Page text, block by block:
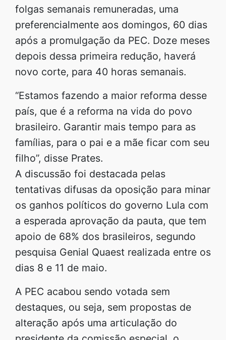
folgas semanais remuneradas, uma
preferencialmente aos domingos, 60 dias
após a promulgação da PEC. Doze meses
depois dessa primeira redução, haverá
novo corte, para 40 horas semanais.
“Estamos fazendo a maior reforma desse
país, que é a reforma na vida do povo
brasileiro. Garantir mais tempo para as
famílias, para o pai e a mãe ficar com seu
filho”, disse Prates.
A discussão foi destacada pelas
tentativas difusas da oposição para minar
os ganhos políticos do governo Lula com
a esperada aprovação da pauta, que tem
apoio de 68% dos brasileiros, segundo
pesquisa Genial Quaest realizada entre os
dias 8 e 11 de maio.
A PEC acabou sendo votada sem
destaques, ou seja, sem propostas de
alteração após uma articulação do